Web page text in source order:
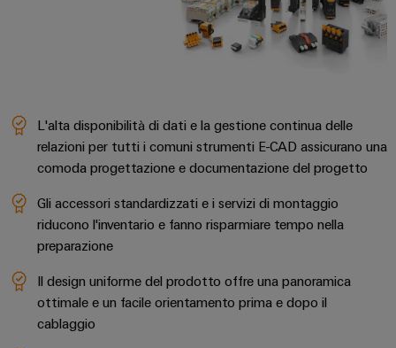
L'alta disponibilità di dati e la gestione continua delle
relazioni per tutti i comuni strumenti E-CAD assicurano una
comoda progettazione e documentazione del progetto
Gli accessori standardizzati e i servizi di montaggio
riducono l'inventario e fanno risparmiare tempo nella
preparazione
Il design uniforme del prodotto offre una panoramica
ottimale e un facile orientamento prima e dopo il
cablaggio